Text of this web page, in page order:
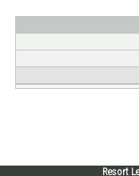
Resort